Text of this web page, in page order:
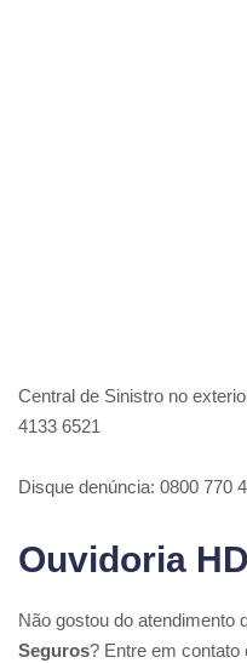
Central de Sinistro no
4133 6521
Disque denúncia: 0800 770
Ouvidoria
Não gostou do atendimento
Seguros? Entre em contato